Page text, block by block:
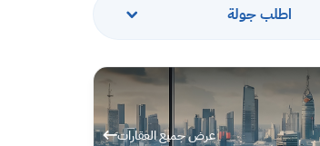
اطلب جولة
عرض جميع العقارات